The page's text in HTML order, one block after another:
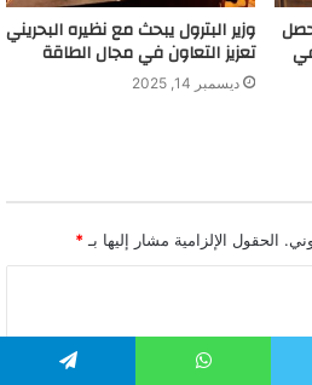
وزير البترول يبحث مع نظيره البحريني
تعزيز التعاون في مجال الطاقة
ديسمبر 14, 2025
الحقول الإلزامية مشار إليها بـ *